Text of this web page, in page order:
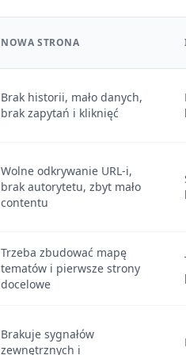
NOWA STRONA
Brak historii, mało danych,
brak zapytań i kliknięć
Wolne odkrywanie URL-i,
brak autorytetu, zbyt mało
contentu
Trzeba zbudować mapę
tematów i pierwsze strony
docelowe
Brakuje sygnałów
zewnętrznych i